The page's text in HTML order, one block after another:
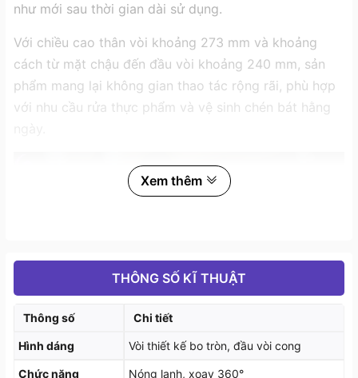
như mới sau thời gian dài sử dụng.
Với chiều cao thân vòi khoảng 273 mm và khoảng
cách từ mặt chậu đến đầu vòi khoảng 240 mm, sản
phẩm mang lại không gian thao tác rộng rãi, phù hợp
với nhu cầu rửa thực phẩm và vệ sinh chén bát hằng
Xem thêm
THÔNG SỐ KĨ THUẬT
Thông số Chi tiết
Hình dáng Vòi thiết kế bo tròn, đầu vòi cong
Chức năng Nóng lạnh, xoay 360°